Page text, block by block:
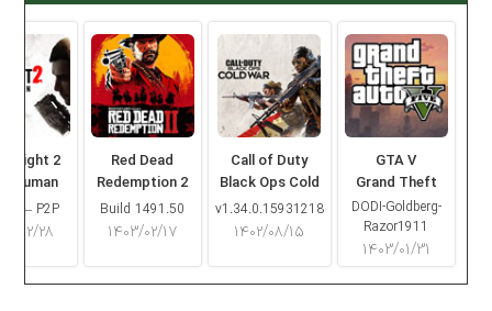
بله دنبال کنید (ورود)
GTA V
Grand Theft
Auto V
DODI-Goldberg-
Razor1911
۱۴۰۳/۰۱/۳۱
Call of Duty
Black Ops Cold
War
v1.34.0.15931218
۱۴۰۲/۰۸/۱۵
Red Dead
Redemption 2
Build 1491.50
۱۴۰۳/۰۲/۱۷
Light 2
Human
– P2P
۱۴۰۳/